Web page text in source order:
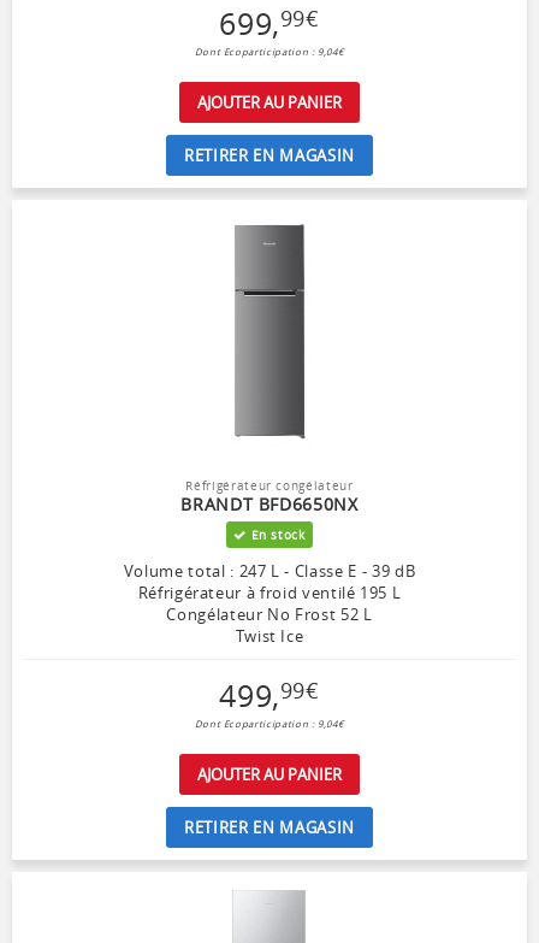
699,99€
Dont Ecoparticipation : 9,04€
AJOUTER AU PANIER
RETIRER EN MAGASIN
Réfrigérateur congélateur
BRANDT BFD6650NX
En stock
Volume total : 247 L - Classe E - 39 dB
Réfrigérateur à froid ventilé 195 L
Congélateur No Frost 52 L
Twist Ice
499,99€
Dont Ecoparticipation : 9,04€
AJOUTER AU PANIER
RETIRER EN MAGASIN